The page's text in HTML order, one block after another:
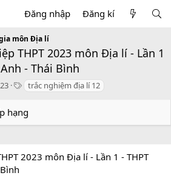
Đăng nhập Đăng kí
môn Địa lí
THPT 2023 môn Địa lí - Lần 1
- Thái Bình
T
s
trắc nghiệm địa lí 12
hạng
2023 môn Địa lí - Lần 1 - THPT